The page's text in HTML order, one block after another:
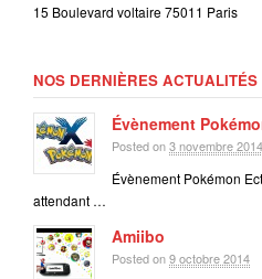
15 Boulevard voltaire 75011 Paris
NOS DERNIÈRES ACTUALITÉS
Évènement
Posted on3 novembre 2014
Évènement Pokémon
attendant …
Amiibo
Posted on9 octobre 2014